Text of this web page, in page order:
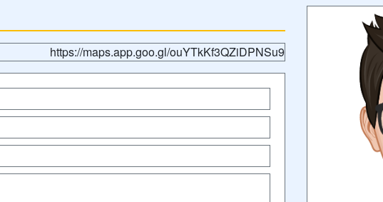
https://maps.app.goo.gl/ouYTkKf3QZiDPNSu9